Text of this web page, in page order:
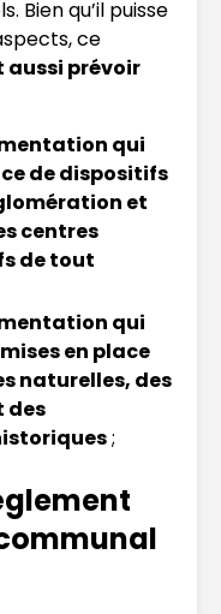
Bien qu’il puisse
ce
aussi prévoir
qui
de dispositifs
et
centres
de tout
qui
en place
naturelles, des
des
;